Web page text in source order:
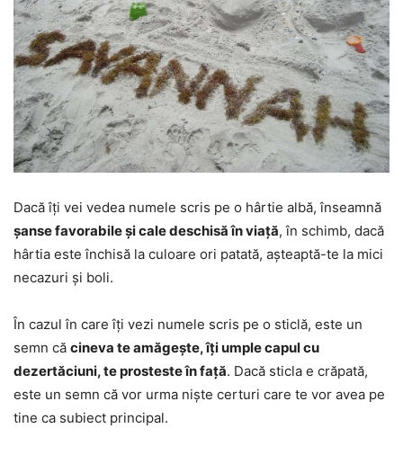
Dacă îți vei vedea numele scris pe o hârtie albă, înseamnă
șanse favorabile și cale deschisă în viață, în schimb, dacă
hârtia este închisă la culoare ori patată, așteaptă-te la mici
necazuri și boli.
În cazul în care îți vezi numele scris pe o sticlă, este un
semn că cineva te amăgește, îți umple capul cu
dezertăciuni, te prosteste în față. Dacă sticla e crăpată,
este un semn că vor urma niște certuri care te vor avea pe
tine ca subiect principal.